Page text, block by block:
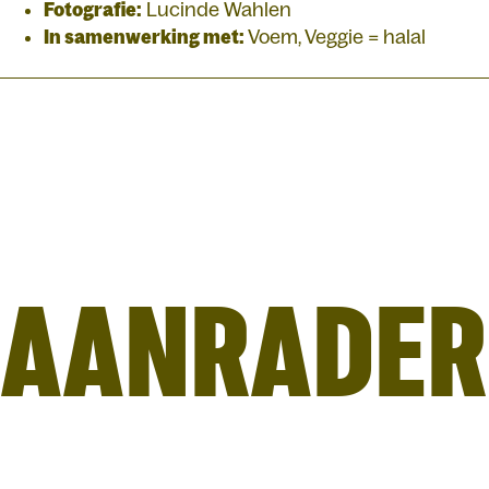
Fotografie: Lucinde Wahlen
In samenwerking met: Voem, Veggie = halal